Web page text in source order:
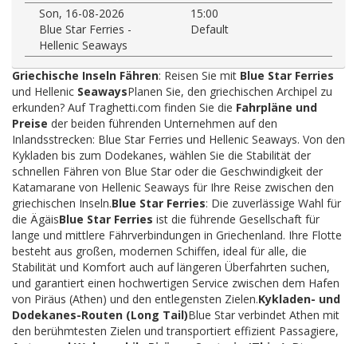
Son, 16-08-2026
15:00
Blue Star Ferries -
Hellenic Seaways
Default
Griechische Inseln Fähren: Reisen Sie mit Blue Star Ferries
und Hellenic SeawaysPlanen Sie, den griechischen Archipel zu
erkunden? Auf Traghetti.com finden Sie die Fahrpläne und
Preise der beiden führenden Unternehmen auf den
Inlandsstrecken: Blue Star Ferries und Hellenic Seaways. Von den
Kykladen bis zum Dodekanes, wählen Sie die Stabilität der
schnellen Fähren von Blue Star oder die Geschwindigkeit der
Katamarane von Hellenic Seaways für Ihre Reise zwischen den
griechischen Inseln.Blue Star Ferries: Die zuverlässige Wahl für
die ÄgäisBlue Star Ferries ist die führende Gesellschaft für
lange und mittlere Fährverbindungen in Griechenland. Ihre Flotte
besteht aus großen, modernen Schiffen, ideal für alle, die
Stabilität und Komfort auch auf längeren Überfahrten suchen,
und garantiert einen hochwertigen Service zwischen dem Hafen
von Piräus (Athen) und den entlegensten Zielen.Kykladen- und
Dodekanes-Routen (Long Tail)Blue Star verbindet Athen mit
den berühmtesten Zielen und transportiert effizient Passagiere,